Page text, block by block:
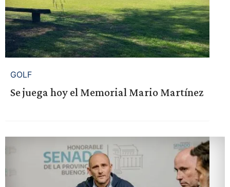
GOLF
Se juega hoy el Memorial Mario Martínez